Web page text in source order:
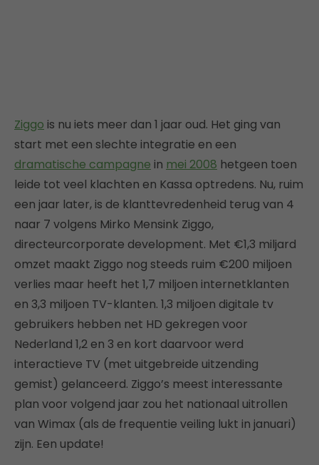
Ziggo is nu iets meer dan 1 jaar oud. Het ging van
start met een slechte integratie en een
dramatische campagne in mei 2008 hetgeen toen
leide tot veel klachten en Kassa optredens. Nu, ruim
een jaar later, is de klanttevredenheid terug van 4
naar 7 volgens Mirko Mensink Ziggo,
directeurcorporate development. Met €1,3 miljard
omzet maakt Ziggo nog steeds ruim €200 miljoen
verlies maar heeft het 1,7 miljoen internetklanten
en 3,3 miljoen TV-klanten. 1,3 miljoen digitale tv
gebruikers hebben net HD gekregen voor
Nederland 1,2 en 3 en kort daarvoor werd
interactieve TV (met uitgebreide uitzending
gemist) gelanceerd. Ziggo’s meest interessante
plan voor volgend jaar zou het nationaal uitrollen
van Wimax (als de frequentie veiling lukt in januari)
zijn. Een update!